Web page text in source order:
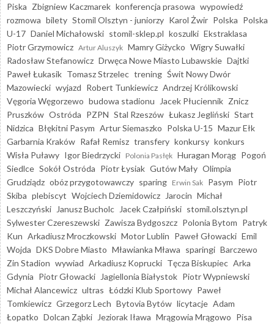
Piska Zbigniew Kaczmarek konferencja prasowa wypowiedź
rozmowa bilety Stomil Olsztyn - juniorzy Karol Żwir Polska Polska
U-17 Daniel Michałowski stomil-sklep.pl koszulki Ekstraklasa
Piotr Grzymowicz Artur Aluszyk Mamry Giżycko Wigry Suwałki
Radosław Stefanowicz Drwęca Nowe Miasto Lubawskie Dajtki
Paweł Łukasik Tomasz Strzelec trening Świt Nowy Dwór
Mazowiecki wyjazd Robert Tunkiewicz Andrzej Królikowski
Vęgoria Węgorzewo budowa stadionu Jacek Płuciennik Znicz
Pruszków Ostróda PZPN Stal Rzeszów Łukasz Jegliński Start
Nidzica Błękitni Pasym Artur Siemaszko Polska U-15 Mazur Ełk
Garbarnia Kraków Rafał Remisz transfery konkursy konkurs
Wisła Puławy Igor Biedrzycki Polonia Pasłęk Huragan Morąg Pogoń
Siedlce Sokół Ostróda Piotr Łysiak Gutów Mały Olimpia
Grudziądz obóz przygotowawczy sparing Erwin Sak Pasym Piotr
Skiba plebiscyt Wojciech Dziemidowicz Jarocin Michał
Leszczyński
Janusz Bucholc Jacek Czałpiński stomil.olsztyn.pl
Sylwester Czereszewski Zawisza Bydgoszcz Polonia Bytom Patryk
Kun Arkadiusz Mroczkowski Motor Lublin Paweł Głowacki Emil
Wojda DKS Dobre Miasto Mławianka Mława sparingi Barczewo
Zin Stadion wywiad Arkadiusz Koprucki Tęcza Biskupiec Arka
Gdynia Piotr Głowacki Jagiellonia Białystok Piotr Wypniewski
Michał Alancewicz ultras Łódzki Klub Sportowy Paweł
Tomkiewicz Grzegorz Lech Bytovia Bytów licytacje Adam
Łopatko Dolcan Ząbki Jeziorak Iława Mrągowia Mrągowo Pisa